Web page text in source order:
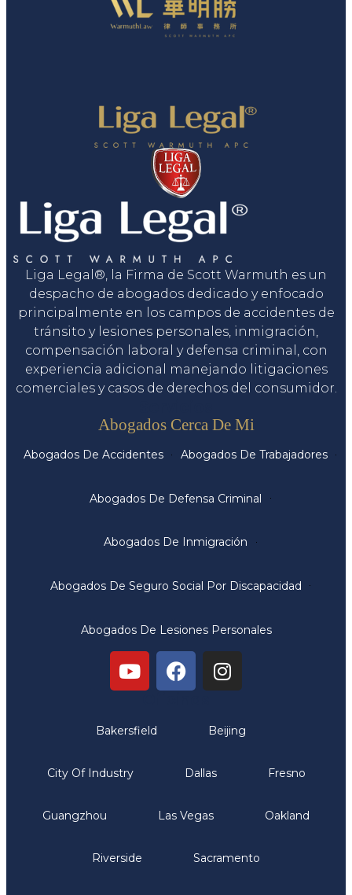
Liga Legal®, la Firma de Scott Warmuth es un
despacho de abogados dedicado y enfocado
principalmente en los campos de accidentes de
tránsito y lesiones personales, inmigración,
compensación laboral y defensa criminal, con
experiencia adicional manejando litigaciones
comerciales y casos de derechos del consumidor.
Abogados Cerca De Mi
Abogados De Accidentes Abogados De Trabajadores
Abogados De Defensa Criminal
Abogados De Inmigración
Abogados De Seguro Social Por Discapacidad
Abogados De Lesiones Personales
Bakersfield Beijing
City Of Industry Dallas Fresno
Guangzhou Las Vegas Oakland
Riverside Sacramento